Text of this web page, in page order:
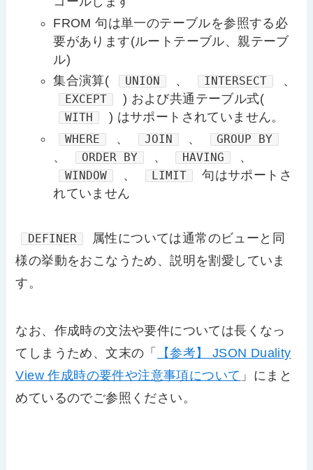
FROM 句は単一のテーブルを参照する必
要があります(ルートテーブル、親テーブ
ル)
集合演算(
UNION 、 INTERSECT 、
EXCEPT ) および共通テーブル式(
WITH ) はサポートされていません。
WHERE 、 JOIN 、 GROUP BY
、 ORDER BY 、 HAVING 、
WINDOW 、 LIMIT
句はサポートさ
れていません
DEFINER
属性については通常のビューと同
様の挙動をおこなうため、説明を割愛していま
す。
なお、作成時の文法や要件については長くなっ
てしまうため、文末の「
【参考】 JSON Duality
View 作成時の要件や注意事項について 」にまと
めているのでご参照ください。